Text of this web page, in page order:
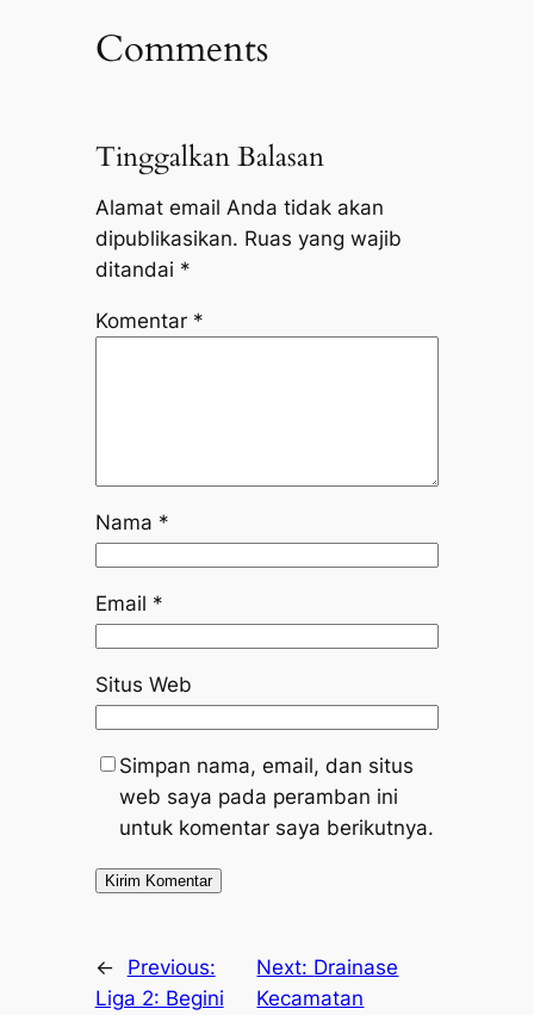
Comments
Tinggalkan Balasan
Alamat email Anda tidak akan
dipublikasikan. Ruas yang wajib
ditandai *
Komentar *
Nama *
Email *
Situs Web
Simpan nama, email, dan situs
web saya pada peramban ini
untuk komentar saya berikutnya.
←
Previous:
Liga 2: Begini
Next: Drainase
Kecamatan